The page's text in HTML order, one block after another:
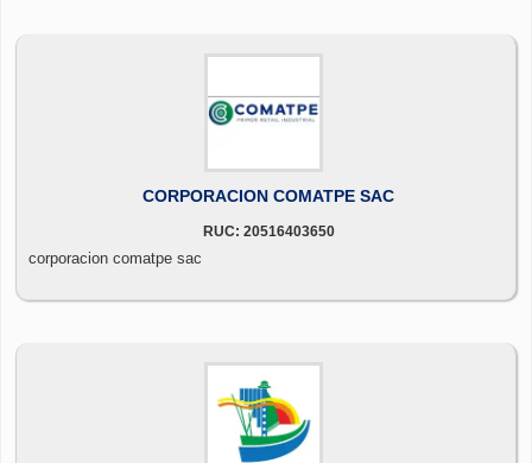
CORPORACION COMATPE SAC
RUC: 20516403650
corporacion comatpe sac